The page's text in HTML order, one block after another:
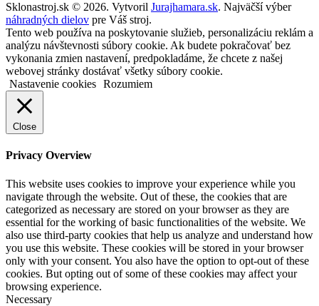
Sklonastroj.sk © 2026. Vytvoril Jurajhamara.sk. Najväčší výber
náhradných dielov pre Váš stroj.
Tento web používa na poskytovanie služieb, personalizáciu reklám a
analýzu návštevnosti súbory cookie. Ak budete pokračovať bez
vykonania zmien nastavení, predpokladáme, že chcete z našej
webovej stránky dostávať všetky súbory cookie.
Nastavenie cookies Rozumiem
Close
Privacy Overview
This website uses cookies to improve your experience while you
navigate through the website. Out of these, the cookies that are
categorized as necessary are stored on your browser as they are
essential for the working of basic functionalities of the website. We
also use third-party cookies that help us analyze and understand how
you use this website. These cookies will be stored in your browser
only with your consent. You also have the option to opt-out of these
cookies. But opting out of some of these cookies may affect your
browsing experience.
Necessary